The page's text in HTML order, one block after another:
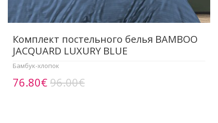
Комплект постельного белья BAMBOO
JACQUARD LUXURY BLUE
Бамбук-хлопок
76.80€96.00€